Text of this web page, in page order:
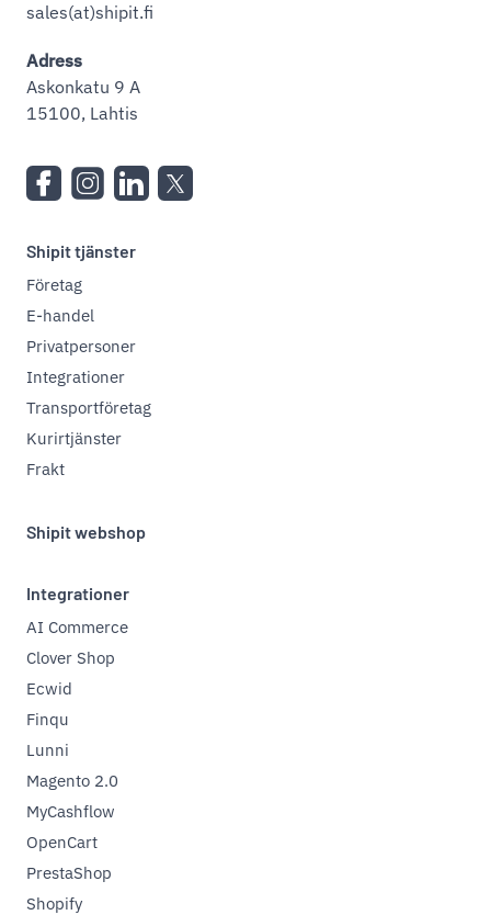
sales(at)shipit.fi
Adress
Askonkatu 9 A
15100, Lahtis
Shipit tjänster
Företag
E-handel
Privatpersoner
Integrationer
Transportföretag
Kurirtjänster
Frakt
Shipit webshop
Integrationer
AI Commerce
Clover Shop
Ecwid
Finqu
Lunni
Magento 2.0
MyCashflow
OpenCart
PrestaShop
Shopify